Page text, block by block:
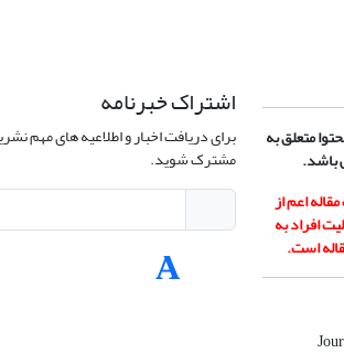
متعلق به
باشد.
اعم از
افراد به
است.
اشتراک خبرنامه
برای دریافت اخبار و اطلاعیه های مهم
مشترک شوید.